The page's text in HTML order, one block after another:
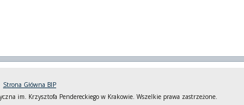
Strona Główna BIP
im. Krzysztofa Pendereckiego w Krakowie. Wszelkie prawa zastrzeżone.